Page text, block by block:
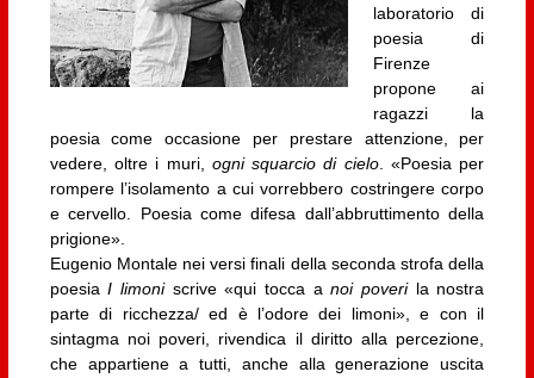
laboratorio di
poesia di
Firenze
propone ai
ragazzi la
poesia come occasione per prestare attenzione, per
vedere, oltre i muri, ogni squarcio di cielo. «Poesia per
rompere l’isolamento a cui vorrebbero costringere corpo
e cervello. Poesia come difesa dall’abbruttimento della
prigione».
Eugenio Montale nei versi finali della seconda strofa della
poesiaI limoniscrive «qui tocca anoi poverila nostra
parte di ricchezza/ ed è l’odore dei limoni», e con il
sintagma noi poveri, rivendica il diritto alla percezione,
che appartiene a tutti, anche alla generazione uscita